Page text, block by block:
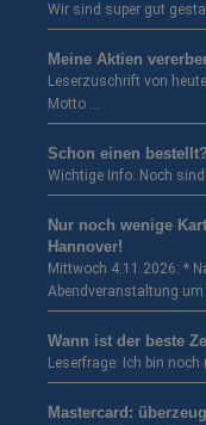
Wir sind super gut
Meine Aktien
Leserzuschrift von
Motto …
Schon einen bestellt?
Wichtige Info: Noch
Nur noch wenige
Hannover!
Mittwoch 4.11.2026: *
Abendveranstaltung
Wann ist der beste
Leserfrage: Ich bin
Mastercard: